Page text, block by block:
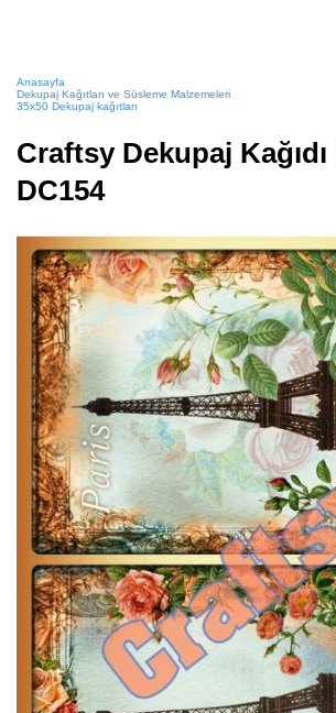
Anasayfa
Dekupaj Kağıtları ve Süsleme Malzemeleri
35x50 Dekupaj kağıtları
Craftsy Dekupaj Kağıdı
DC154